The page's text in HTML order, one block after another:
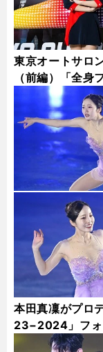
東京オートサロ
（前編）「全身
本田真凜がプロ
23−2024」フォ